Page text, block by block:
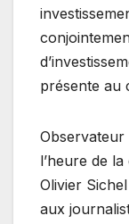
présente au
l’heure de
Olivier
aux